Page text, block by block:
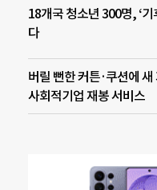
18개국 청소년 300명, ‘
다
버릴 뻔한 커튼·쿠션에
사회적기업 재봉 서비스